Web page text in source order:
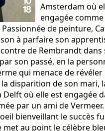
Amsterdam où
engagée
de peinture,
à parfaire son
de Rembrandt dans
son passé, en la
qui menace de révéler
disparition de son mari,
où elle est engagée
par un ami de
bienveillant le succès
met au point le célèbre